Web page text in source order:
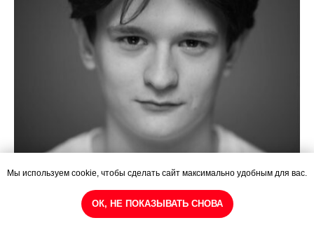
Вадим СкобПодпишитесь на закрытые показы
и эксклюзивные скидки!
Мы используем cookie, чтобы сделать сайт максимально удобным для вас.
ОК, НЕ ПОКАЗЫВАТЬ СНОВА